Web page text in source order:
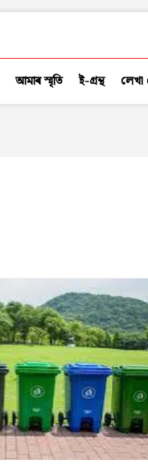
আমাৰ স্মৃতি ই-গ্ৰন্থ লেখা